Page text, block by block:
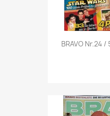

BRAVO Nr.24 /